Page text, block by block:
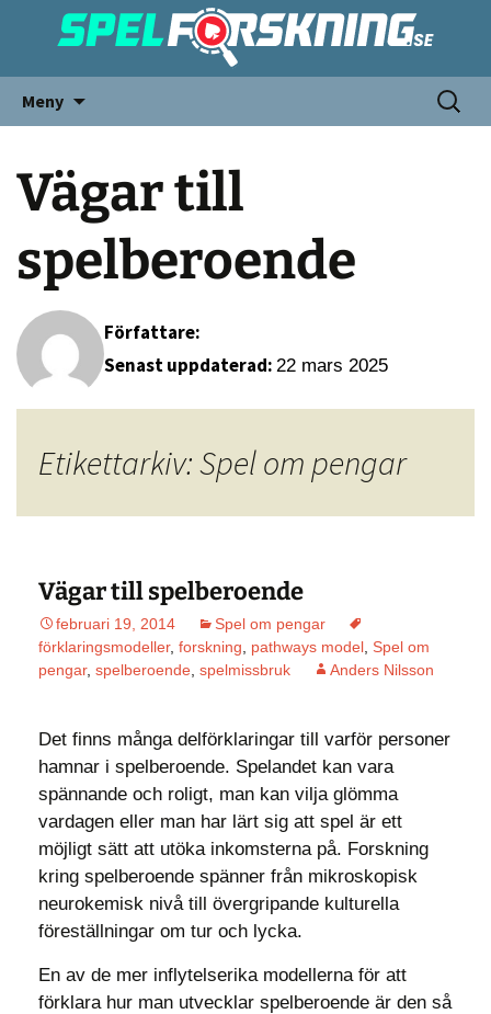
Meny
Vägar till
spelberoende
Författare:
Senast uppdaterad: 22 mars 2025
Etikettarkiv: Spel om pengar
Vägar till spelberoende
februari 19, 2014
Spel om pengar
förklaringsmodeller, forskning pathways model Spel om
pengar, spelberoende spelmissbruk Anders Nilsson
Det finns många delförklaringar till varför personer
hamnar i spelberoende. Spelandet kan vara
spännande och roligt, man kan vilja glömma
vardagen eller man har lärt sig att spel är ett
möjligt sätt att utöka inkomsterna på. Forskning
kring spelberoende spänner från mikroskopisk
neurokemisk nivå till övergripande kulturella
föreställningar om tur och lycka.
En av de mer inflytelserika modellerna för att
förklara hur man utvecklar spelberoende är den så